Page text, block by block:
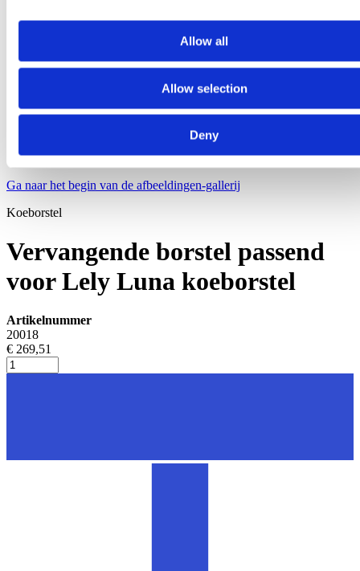
Allow all
Allow selection
Deny
Ga naar het begin van de afbeeldingen-gallerij
Koeborstel
Vervangende borstel passend
voor Lely Luna koeborstel
Artikelnummer
20018
€ 269,51